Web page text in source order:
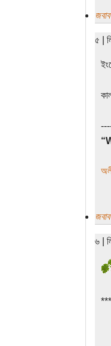
জবাব
৫ |
জবাব
৬ |